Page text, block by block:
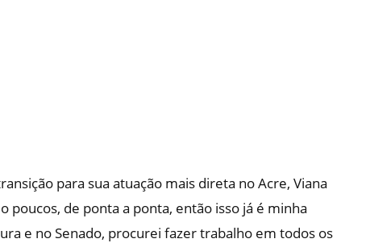
para sua atuação mais direta no Acre, Viana
poucos, de ponta a ponta, então isso já é minha
e no Senado, procurei fazer trabalho em todos os